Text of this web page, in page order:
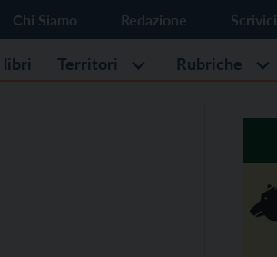
Chi Siamo Redazione Scrivici
libri Territori Rubriche